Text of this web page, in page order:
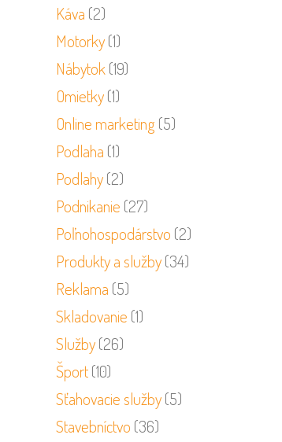
Káva (2)
Motorky(1)
Nábytok (19)
Omietky(1)
Online marketing (5)
Podlaha (1)
Podlahy(2)
Podnikanie (27)
Poľnohospodárstvo (2)
Produkty a služby(34)
Reklama (5)
Skladovanie (1)
Služby(26)
Šport(10)
Sťahovacie služby(5)
Stavebníctvo (36)